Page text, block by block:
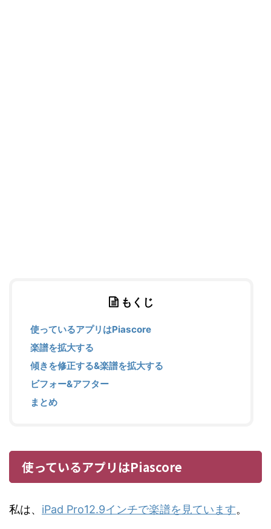
もくじ
使っているアプリはPiascore
楽譜を拡大する
傾きを修正する&楽譜を拡大する
ビフォー&アフター
まとめ
使っているアプリはPiascore
私は、 iPad Pro12.9インチで楽譜を見ています。